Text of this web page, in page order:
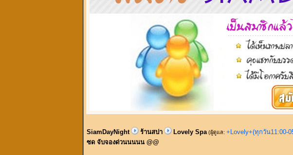
SiamDayNight ร้านสปา Lovely Spa (ผู้ดูแล: +Lovely+(ทุกวัน11:00-
ซด จับจองด่วนนนนน @@